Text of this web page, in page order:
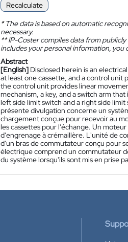
Recalculate
*The data is based on automatic
necessary.
**IP-Coster compiles data from publicly
includes your personal information, you
Abstract
[English] Disclosed herein is an
at least one cassette, and a control
the control unit provides linear
mechanism, a key, and a switch arm
left side limit switch and a right side
présente divulgation concerne un
chargement conçue pour recevoir au
les cassettes pour l'échange. Un
d'engrenage à crémaillère. L'unité de
d'un bras de commutateur conçu pour
électrique comprend un commutateur
du système lorsqu'ils sont mis en prise